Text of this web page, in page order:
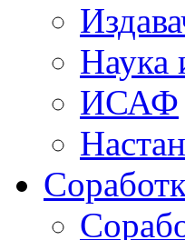
Наука
ИСАФ